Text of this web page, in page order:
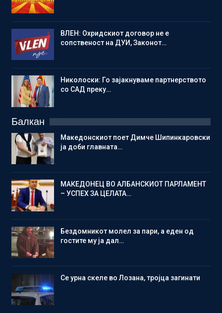
ВЛЕН: Охридскиот договор не е
сопственост на ДУИ, Законот…
Николоски: Го зајакнуваме партнерството
со САД преку…
Балкан
Македонскиот поет Димче Шипинкаровски
ја доби главната…
МАКЕДОНЕЦ ВО АЛБАНСКИОТ ПАРЛАМЕНТ
– УСПЕХ ЗА ЦЕЛАТА…
Бездомникот молел за пари, а еден од
гостите му ја дал…
Се урна скеле во Лозана, тројца загинати